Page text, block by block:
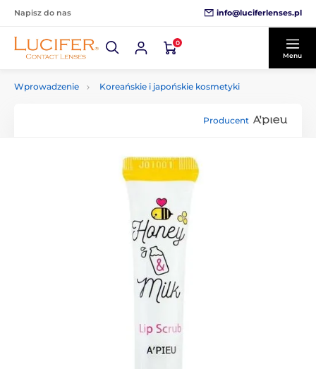
Napisz do nas info@luciferlenses.pl
0
Menu
Wprowadzenie Koreańskie i japońskie kosmetyki
Producent